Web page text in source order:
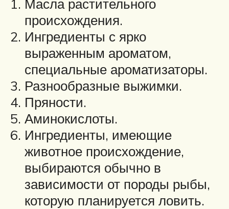
Масла растительного
происхождения.
Ингредиенты с ярко
выраженным ароматом,
специальные ароматизаторы.
Разнообразные выжимки.
Пряности.
Аминокислоты.
Ингредиенты, имеющие
животное происхождение,
выбираются обычно в
зависимости от породы рыбы,
которую планируется ловить.